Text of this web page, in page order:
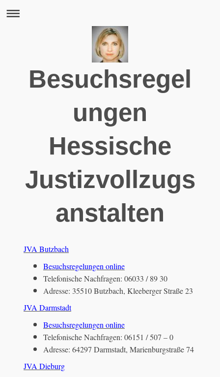
Besuchsregel
ungen
Hessische
Justizvollzugs
anstalten
JVA Butzbach
Besuchsregelungen online
Telefonische Nachfragen: 06033 / 89 30
Adresse: 35510 Butzbach, Kleeberger Straße 23
JVA Darmstadt
Besuchsregelungen online
Telefonische Nachfragen: 06151 / 507 – 0
Adresse: 64297 Darmstadt, Marienburgstraße 74
JVA Dieburg